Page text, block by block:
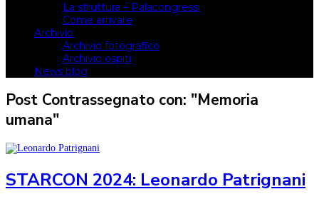
La struttura – Palacongressi
Come arrivare
Archivio
Archivio fotografico
Archivio ospiti
News blog
Post Contrassegnato con: "Memoria
umana"
STARCON 2024: Leonardo Patrignani